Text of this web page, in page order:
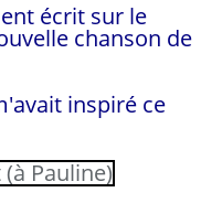
écrit sur le
chanson de
inspiré ce